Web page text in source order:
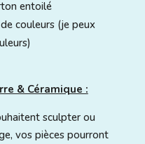
entoilé
couleurs (je peux
& Céramique :
sculpter ou
vos pièces pourront